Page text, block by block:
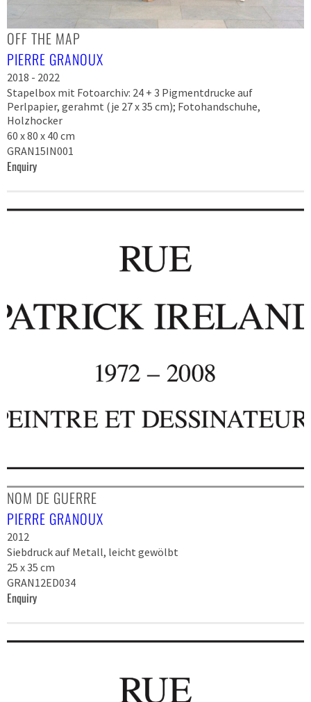
OFF THE MAP
PIERRE GRANOUX
2018 - 2022
Stapelbox mit Fotoarchiv: 24 + 3 Pigmentdrucke auf
Perlpapier, gerahmt (je 27 x 35 cm); Fotohandschuhe,
Holzhocker
60 x 80 x 40 cm
GRAN15IN001
Enquiry
NOM DE GUERRE
PIERRE GRANOUX
2012
Siebdruck auf Metall, leicht gewölbt
25 x 35 cm
GRAN12ED034
Enquiry